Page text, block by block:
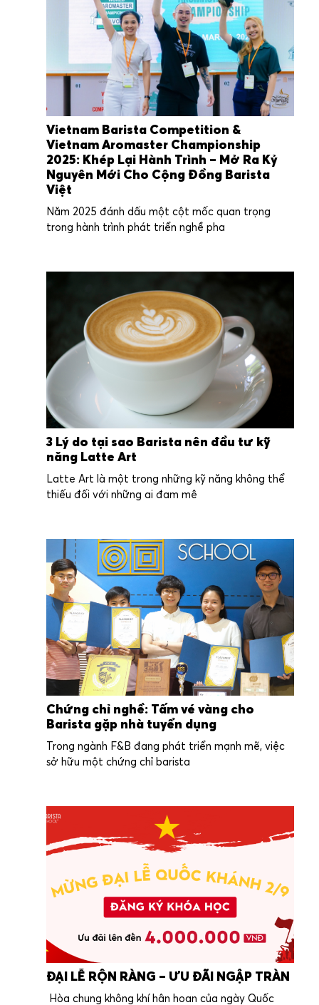
Vietnam Barista Competition &
Vietnam Aromaster Championship
2025: Khép Lại Hành Trình – Mở Ra Kỷ
Nguyên Mới Cho Cộng Đồng Barista
Việt
Năm 2025 đánh dấu một cột mốc quan trọng
trong hành trình phát triển nghề pha
3 Lý do tại sao Barista nên đầu tư kỹ
năng Latte Art
Latte Art là một trong những kỹ năng không thể
thiếu đối với những ai đam mê
Chứng chỉ nghề: Tấm vé vàng cho
Barista gặp nhà tuyển dụng
Trong ngành F&B đang phát triển mạnh mẽ, việc
sở hữu một chứng chỉ barista
ĐẠI LỄ RỘN RÀNG – ƯU ĐÃI NGẬP TRÀN
Hòa chung không khí hân hoan của ngày Quốc